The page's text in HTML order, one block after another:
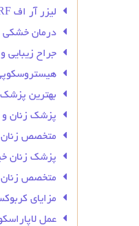
لیزر آر اف RF واژینال
درمان خشکی
جراح زیبایی
بهترین
پزشک زنان و
متخصص زنان
پزشک زنان
متخصص زنان
مزایای
عمل